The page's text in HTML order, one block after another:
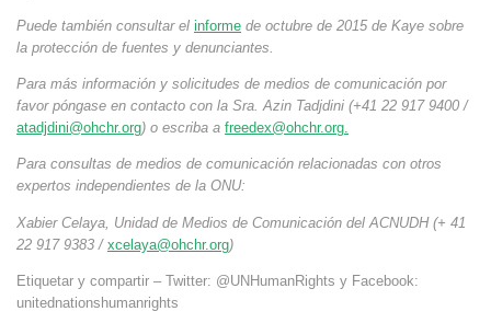
Puede también consultar el informe de octubre de 2015 de Kaye sobre
la protección de fuentes y denunciantes.
Para más información y solicitudes de medios de comunicación por
favor póngase en contacto con la Sra. Azin Tadjdini (+41 22 917 9400 /
atadjdini@ohchr.org) o escriba a freedex@ohchr.org.
Para consultas de medios de comunicación relacionadas con otros
expertos independientes de la ONU:
Xabier Celaya, Unidad de Medios de Comunicación del ACNUDH (+ 41
22 917 9383 / xcelaya@ohchr.org)
Etiquetar y compartir – Twitter: @UNHumanRights y Facebook:
unitednationshumanrights